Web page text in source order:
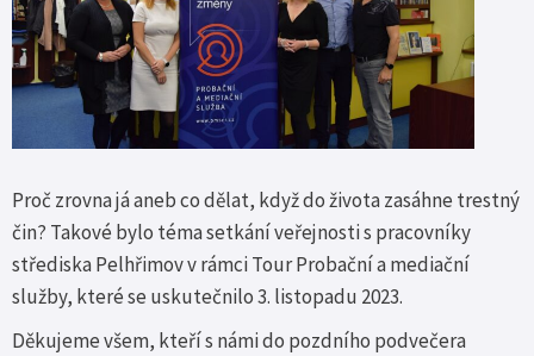
Proč zrovna já aneb co dělat, když do života zasáhne trestný
čin? Takové bylo téma setkání veřejnosti s pracovníky
střediska Pelhřimov v rámci Tour Probační a mediační
služby, které se uskutečnilo 3. listopadu 2023.
Děkujeme všem, kteří s námi do pozdního podvečera